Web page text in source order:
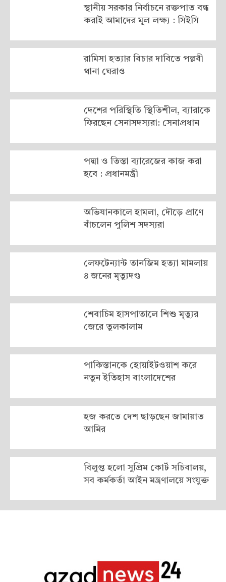
স্থানীয় সরকার নির্বাচনে রক্তপাত বন্ধ
করাই আমাদের মূল লক্ষ্য : সিইসি
রামিসা হত্যার বিচার দাবিতে পল্লবী
থানা ঘেরাও
দেশের পরিস্থিতি স্থিতিশীল, ব্যারাকে
ফিরছেন সেনাসদস্যরা: সেনাপ্রধান
পদ্মা ও তিস্তা ব্যারেজের কাজ করা
হবে : প্রধানমন্ত্রী
অভিযানকালে হামলা, দৌড়ে প্রাণে
বাঁচলেন পুলিশ সদস্যরা
লেফটেন্যান্ট তানজিম হত্যা মামলায়
৪ জনের মৃত্যুদণ্ড
শেবাচিম হাসপাতালে শিশু মৃত্যুর
জেরে তুলকালাম
পাকিস্তানকে হোয়াইটওয়াশ করে
নতুন ইতিহাস বাংলাদেশের
হজ করতে দেশ ছাড়ছেন জামায়াত
আমির
বিলুপ্ত হলো সুপ্রিম কোর্ট সচিবালয়,
সব কর্মকর্তা আইন মন্ত্রণালয়ে সংযুক্ত